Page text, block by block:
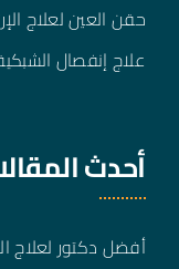
حقن العين لعلاج
علاج إنفصال
أحدث
أفضل دكتور لعلاج